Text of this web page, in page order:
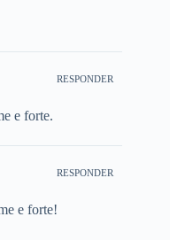
RESPONDER
e forte.
RESPONDER
e forte!